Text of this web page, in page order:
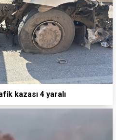
kazası 4 yaralı